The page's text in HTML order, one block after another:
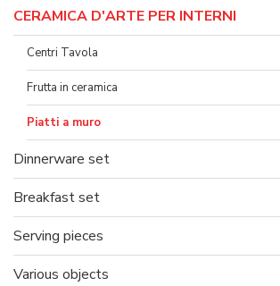
CERAMICA D'ARTE PER INTERNI
Centri Tavola
Frutta in ceramica
Piatti a muro
Dinnerware set
Breakfast set
Serving pieces
Various objects